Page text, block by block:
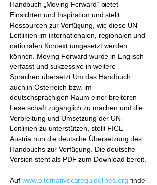
Handbuch „Moving Forward“ bietet
Einsichten und Inspiration und stellt
Ressourcen zur Verfügung, wie diese UN-
Leitlinien im internationalen, regionalen und
nationalen Kontext umgesetzt werden
können. Moving Forward wurde in Englisch
verfasst und sukzessive in weitere
Sprachen übersetzt.Um das Handbuch
auch in Österreich bzw. im
deutschsprachigen Raum einer breiteren
Leserschaft zugänglich zu machen und die
Verbreitung und Umsetzung der UN-
Leitlinien zu unterstützen, stellt FICE
Austria nun die deutsche Übersetzung des
Handbuchs zur Verfügung. Die deutsche
Version steht als PDF zum Download bereit.
Auf www.alternativecareguidelines.org finde